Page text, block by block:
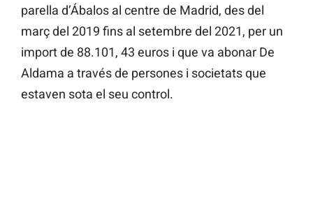
parella d’Ábalos al centre de Madrid, des del
març del 2019 fins al setembre del 2021, per un
import de 88.101, 43 euros i que va abonar De
Aldama a través de persones i societats que
estaven sota el seu control.